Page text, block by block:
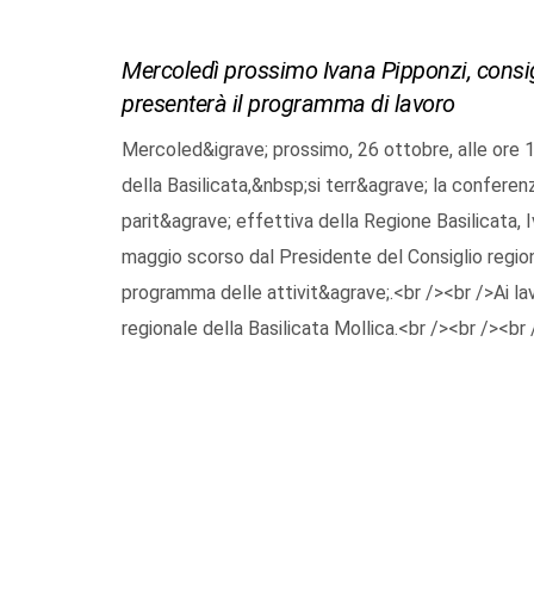
Mercoledì prossimo Ivana Pipponzi,
presenterà il programma di lavoro
Mercoled&igrave; prossimo, 26 ottobre, alle ore
della Basilicata,&nbsp;si terr&agrave; la
parit&agrave; effettiva della Regione Basilicata,
maggio scorso dal Presidente del Consiglio
programma delle attivit&agrave;.<br /><br />Ai
regionale della Basilicata Mollica.<br /><br /><br